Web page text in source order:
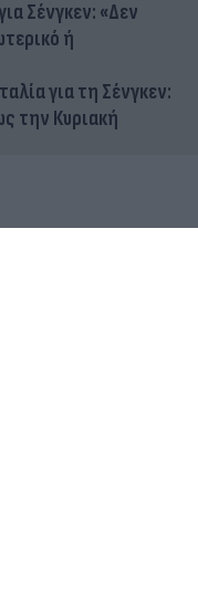
Σένγκεν: «Δεν
ή
για τη Σένγκεν:
την Κυριακή